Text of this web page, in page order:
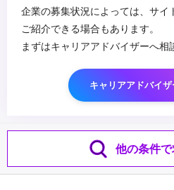
企業の募集状況によっては、サイ
ご紹介できる場合もあります。
まずはキャリアアドバイザーへ相
キャリアアドバイ
他の条件